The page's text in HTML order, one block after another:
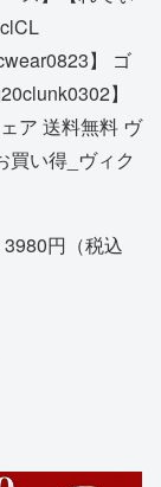
】 ゴ
】
ア 送料無料 ヴ
買い得_ヴィク
円（税込